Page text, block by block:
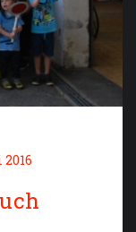
2016